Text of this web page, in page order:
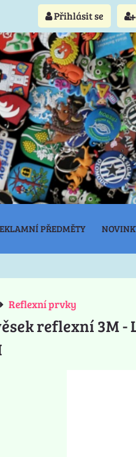
Přihlásit se
PŘEDMĚTY
Reflexní prvky
reflexní 3M -